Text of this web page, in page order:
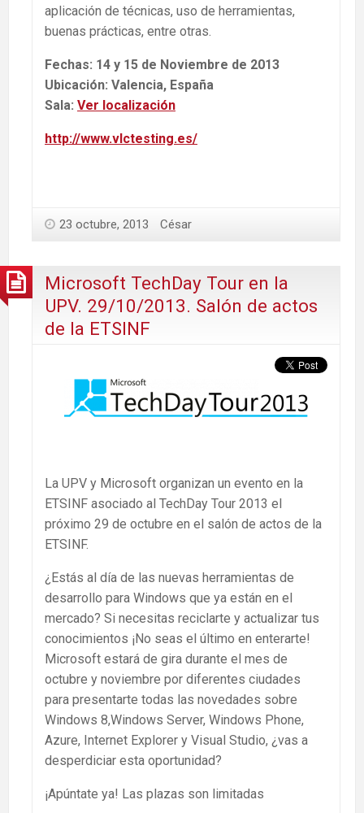
aplicación de técnicas, uso de herramientas,
buenas prácticas, entre otras.
Fechas: 14 y 15 de Noviembre de 2013
Ubicación: Valencia, España
Sala: Ver localización
http://www.vlctesting.es/
23 octubre, 2013 César
Microsoft TechDay Tour en la
UPV. 29/10/2013. Salón de actos
de la ETSINF
La UPV y Microsoft organizan un evento en la
ETSINF asociado al TechDay Tour 2013 el
próximo 29 de octubre en el salón de actos de la
ETSINF.
¿Estás al día de las nuevas herramientas de
desarrollo para Windows que ya están en el
mercado? Si necesitas reciclarte y actualizar tus
conocimientos ¡No seas el último en enterarte!
Microsoft estará de gira durante el mes de
octubre y noviembre por diferentes ciudades
para presentarte todas las novedades sobre
Windows 8,Windows Server, Windows Phone,
Azure, Internet Explorer y Visual Studio, ¿vas a
desperdiciar esta oportunidad?
¡Apúntate ya! Las plazas son limitadas